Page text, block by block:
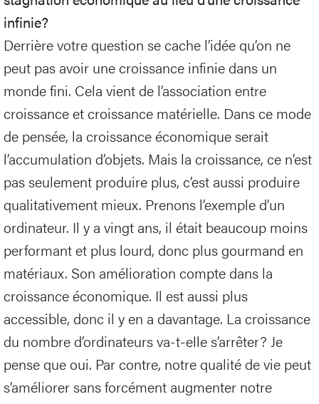
infinie?
Derrière votre question se cache l’idée qu’on ne
peut pas avoir une croissance infinie dans un
monde fini. Cela vient de l’association entre
croissance et croissance matérielle. Dans ce mode
de pensée, la croissance économique serait
l’accumulation d’objets. Mais la croissance, ce n’est
pas seulement produire plus, c’est aussi produire
qualitativement mieux. Prenons l’exemple d’un
ordinateur. Il y a vingt ans, il était beaucoup moins
performant et plus lourd, donc plus gourmand en
matériaux. Son amélioration compte dans la
croissance économique. Il est aussi plus
accessible, donc il y en a davantage. La croissance
du nombre d’ordinateurs va-t-elle s’arrêter? Je
pense que oui. Par contre, notre qualité de vie peut
s’améliorer sans forcément augmenter notre